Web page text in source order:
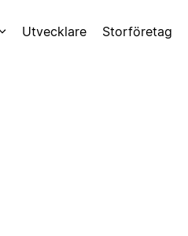
Utvecklare Storföretag